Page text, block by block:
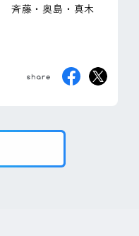
斉藤・奥島・真木